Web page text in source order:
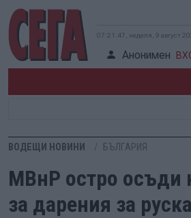
07:21:48, неделя, 9 август
Анонимен
ВОДЕЩИ НОВИНИ БЪЛГАРИЯ
МВнР остро осъди
за дарения за